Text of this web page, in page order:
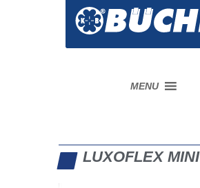
MENU
LUXOFLEX MINI